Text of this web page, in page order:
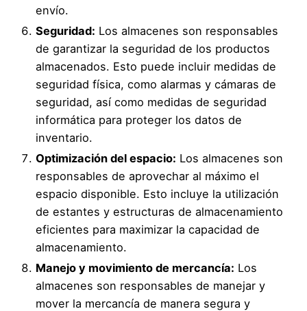
envío.
Seguridad: Los almacenes son responsables
de garantizar la seguridad de los productos
almacenados. Esto puede incluir medidas de
seguridad física, como alarmas y cámaras de
seguridad, así como medidas de seguridad
informática para proteger los datos de
inventario.
Optimización del espacio: Los almacenes son
responsables de aprovechar al máximo el
espacio disponible. Esto incluye la utilización
de estantes y estructuras de almacenamiento
eficientes para maximizar la capacidad de
almacenamiento.
Manejo y movimiento de mercancía: Los
almacenes son responsables de manejar y
mover la mercancía de manera segura y